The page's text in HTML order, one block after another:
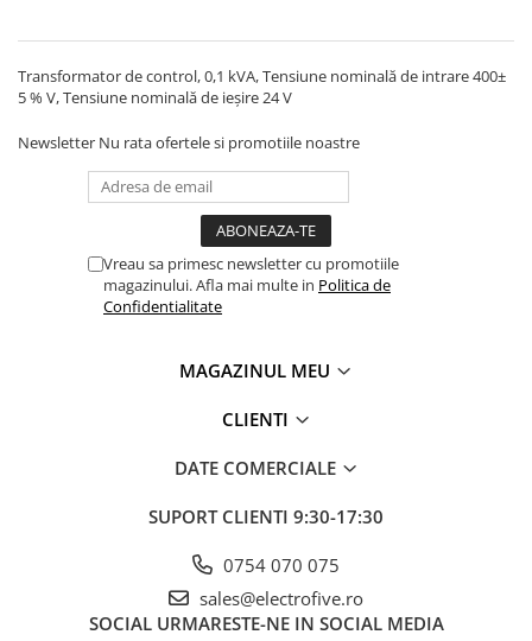
Touch Panel / HMI
Solutii industriale Ethernet
Router si switch-uri industriale
Actionari electrice si de miscare
Convertizoare de frecventa
Sisteme servo ( Servo-Drivere si
Comunicare Si Masurare
Transformator de control, 0,1 kVA, Tensiune nominală de intrare 400±
5 % V, Tensiune nominală de ieșire 24 V
Newsletter Nu rata ofertele si promotiile noastre
Vreau sa primesc newsletter cu promotiile
magazinului. Afla mai multe in Politica de
Confidentialitate
MAGAZINUL MEU
CLIENTI
DATE COMERCIALE
SUPORT CLIENTI 9:30-17:30
0754 070 075
sales@electrofive.ro
SOCIAL URMARESTE-NE IN SOCIAL MEDIA